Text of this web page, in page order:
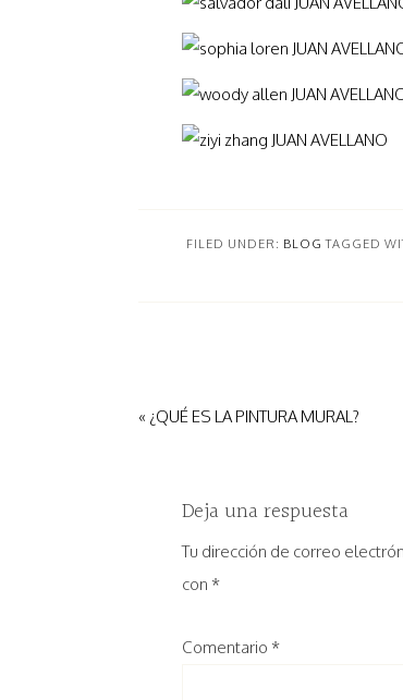
FILED UNDER: BLOG TAGGED
« ¿QUÉ ES LA PINTURA MURAL?
Deja una respuesta
Tu dirección de correo
con *
Comentario *